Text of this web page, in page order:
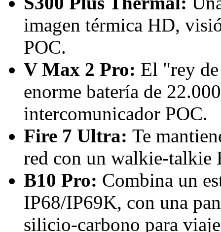
imagen térmica HD,
POC.
V Max 2 Pro: El "rey
enorme batería de
intercomunicador POC.
Fire 7 Ultra: Te
red con un walkie-talkie
B10 Pro: Combina un
IP68/IP69K, con una
silicio-carbono para